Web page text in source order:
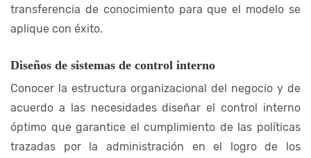
transferencia de conocimiento para que el modelo se
aplique con éxito.
Diseños de sistemas de control interno
Conocer la estructura organizacional del negocio y de
acuerdo a las necesidades diseñar el control interno
óptimo que garantice el cumplimiento de las políticas
trazadas por la administración en el logro de los